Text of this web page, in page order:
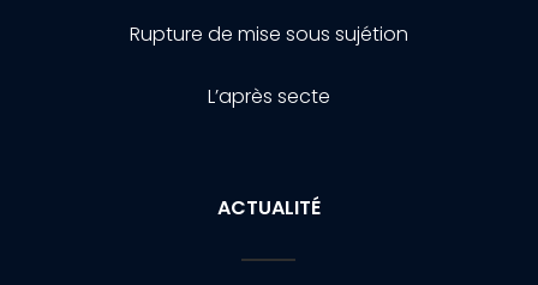
Rupture de mise sous sujétion
L’après secte
ACTUALITÉ